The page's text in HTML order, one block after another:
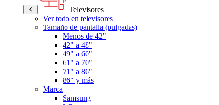
Televisores
Ver todo en televisores
Tamaño de pantalla (pulgadas)
Menos de 42"
42" a 48"
49" a 60"
61" a 70"
71" a 86"
86" y más
Marca
Samsung